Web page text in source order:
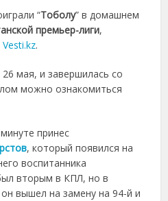
“Тоболу” в домашнем
премьер-лиги,
Vesti.kz.
мая, и завершилась со
можно ознакомиться
принес
, который появился на
воспитанника
вторым в КПЛ, но в
вышел на замену на 94-й и